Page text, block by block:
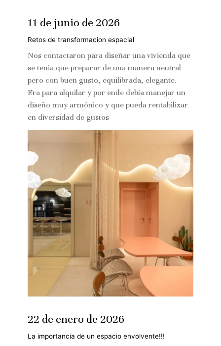
11 de junio de 2026
Retos de transformacion espacial
Nos contactaron para diseñar una vivienda que
se tenia que preparar de una manera neutral
pero con buen gusto, equilibrada, elegante.
Era para alquilar y por ende debía manejar un
diseño muy armónico y que pueda rentabilizar
en diversidad de gustos
22 de enero de 2026
La importancia de un espacio envolvente!!!